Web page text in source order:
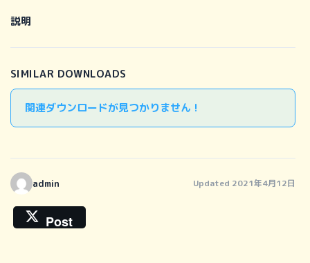
説明
SIMILAR DOWNLOADS
関連ダウンロードが見つかりません !
admin Updated 2021年4月12日
Post